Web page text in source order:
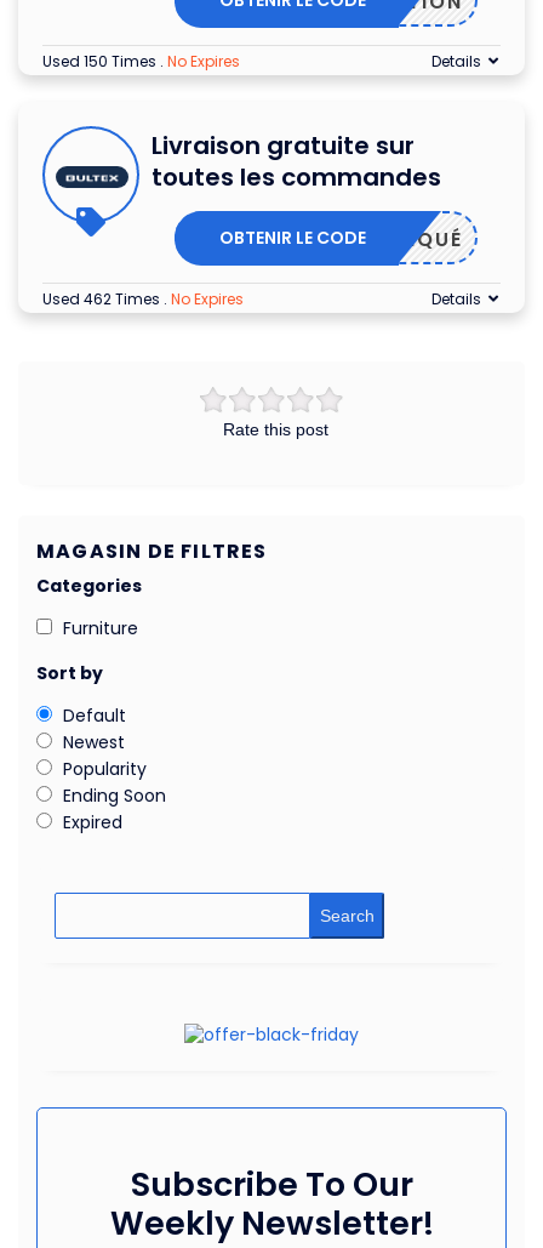
Used 150 Times . No Expires Details
Livraison gratuite sur
toutes les commandes
PPLIQUÉ
OBTENIR LE CODE
Used 462 Times . No Expires Details
Rate this post
MAGASIN DE FILTRES
Categories
Furniture
Sort by
Default
Newest
Popularity
Ending Soon
Expired
Search
Subscribe To Our
Weekly Newsletter!